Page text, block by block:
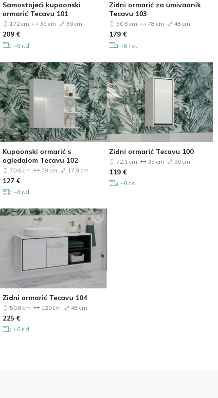
Samostojeći kupaonski
ormarić Tecavu 101
172 cm 35 cm 30 cm
209 €
~6 r.d.
Zidni ormarić za umivaonik
Tecavu 103
50.8 cm 78 cm 48 cm
179 €
~6 r.d.
Kupaonski ormarić s
ogledalom Tecavu 102
70.6 cm 78 cm 17.9 cm
127 €
~6 r.d.
Zidni ormarić Tecavu 100
72.1 cm 35 cm 30 cm
119 €
~6 r.d.
Zidni ormarić Tecavu 104
50.8 cm 120 cm 48 cm
225 €
~6 r.d.